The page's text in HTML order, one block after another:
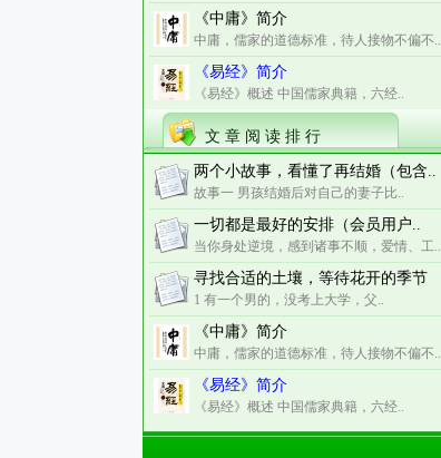
《中庸》简介
中庸，儒家的道德标准，待人接物不偏不..
《易经》简介
《易经》概述 中国儒家典籍，六经..
文 章 阅 读 排 行
两个小故事，看懂了再结婚（包含..
故事一 男孩结婚后对自己的妻子比..
一切都是最好的安排（会员用户..
当你身处逆境，感到诸事不顺，爱情、工..
寻找合适的土壤，等待花开的季节
1 有一个男的，没考上大学，父..
《中庸》简介
中庸，儒家的道德标准，待人接物不偏不..
《易经》简介
《易经》概述 中国儒家典籍，六经..